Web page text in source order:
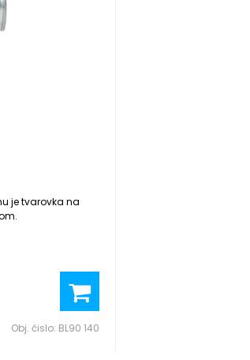
je tvarovka na
Obj. čislo: BL90 140